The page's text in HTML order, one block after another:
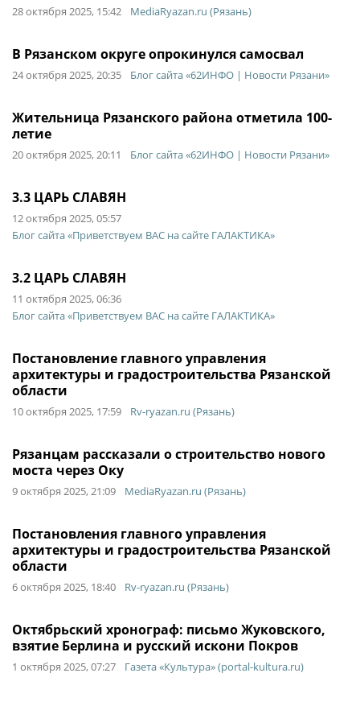
28 октября 2025, 15:42 MediaRyazan.ru (Рязань)
В Рязанском округе опрокинулся самосвал
24 октября 2025, 20:35 Блог сайта «62ИНФО | Новости Рязани»
Жительница Рязанского района отметила 100-
летие
20 октября 2025, 20:11 Блог сайта «62ИНФО | Новости Рязани»
3.3 ЦАРЬ СЛАВЯН
12 октября 2025, 05:57
Блог сайта «Приветствуем ВАС на сайте ГАЛАКТИКА»
3.2 ЦАРЬ СЛАВЯН
11 октября 2025, 06:36
Блог сайта «Приветствуем ВАС на сайте ГАЛАКТИКА»
Постановление главного управления
архитектуры и градостроительства Рязанской
области
10 октября 2025, 17:59 Rv-ryazan.ru (Рязань)
Рязанцам рассказали о строительство нового
моста через Оку
9 октября 2025, 21:09 MediaRyazan.ru (Рязань)
Постановления главного управления
архитектуры и градостроительства Рязанской
области
6 октября 2025, 18:40 Rv-ryazan.ru (Рязань)
Октябрьский хронограф: письмо Жуковского,
взятие Берлина и русский искони Покров
1 октября 2025, 07:27 Газета «Культура» (portal-kultura.ru)